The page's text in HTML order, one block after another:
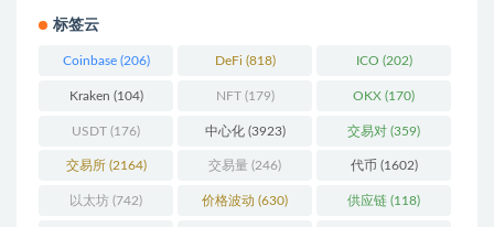
标签云
Coinbase(206) DeFi (818) ICO (202)
Kraken (104) NFT(179) OKX (170)
USDT (176) 中心化(3923) 交易对 (359)
交易所(2164) 交易量 (246) 代币 (1602)
以太坊 (742) 价格波动 (630) 供应链 (118)